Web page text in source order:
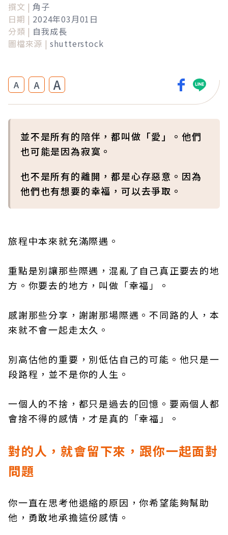
撰文 | 角子
日期 | 2024年03月01日
分類 | 自我成長
圖檔來源 | shutterstock
A A A
並不是所有的陪伴，都叫做「愛」。他們
也可能是因為寂寞。
也不是所有的離開，都是心存惡意。因為
他們也有想要的幸福，可以去爭取。
旅程中本來就充滿際遇。
重點是別讓那些際遇，混亂了自己真正要去的地
方。你要去的地方，叫做「幸福」。
感謝那些分享，謝謝那場際遇。不同路的人，本
來就不會一起走太久。
別高估他的重要，別低估自己的可能。他只是一
段路程，並不是你的人生。
一個人的不捨，都只是過去的回憶。要兩個人都
會捨不得的感情，才是真的「幸福」。
對的人，就會留下來，跟你一起面對
問題
你一直在思考他退縮的原因，你希望能夠幫助
他，勇敢地承擔這份感情。